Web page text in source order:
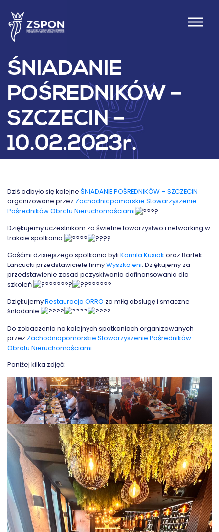
ŚNIADANIE
POŚREDNIKÓW –
SZCZECIN –
10.02.2023r.
Dziś odbyło się kolejne ŚNIADANIE POŚREDNIKÓW – SZCZECIN
organizowane przez Zachodniopomorskie Stowarzyszenie
Pośredników Obrotu Nieruchomościami
Dziękujemy uczestnikom za świetne towarzystwo i networking w
trakcie spotkania
Gośćmi dzisiejszego spotkania byli Kamila Kusiak oraz Bartek
Lancucki przedstawiciele firmyWyszkoleni. Dziękujemy za
przedstawienie zasad pozyskiwania dofinansowania dla
szkoleń
DziękujemyRestauracja ORRO za miłą obsługę i smaczne
śniadanie
Do zobaczenia na kolejnych spotkaniach organizowanych
przez Zachodniopomorskie Stowarzyszenie Pośredników
Obrotu Nieruchomościami
Poniżej kilka zdjęć: